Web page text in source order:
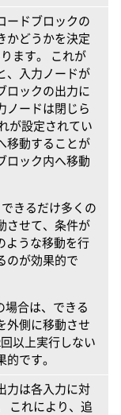
ードブロックの
かどうかを決定
ます。 これが
、入力ノードが
ロックの出力に
ノードは閉じら
が設定されてい
移動することが
ロック内へ移動
きるだけ多くの
させて、条件が
ような移動を行
のが効果的で
場合は、できる
外側に移動させ
以上実行しない
です。
力は各入力に対
これにより、追